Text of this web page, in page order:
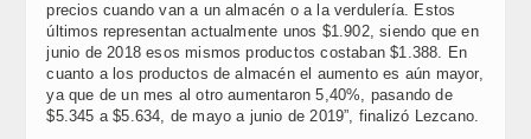
precios cuando van a un almacén o a la verdulería. Estos
últimos representan actualmente unos $1.902, siendo que en
junio de 2018 esos mismos productos costaban $1.388. En
cuanto a los productos de almacén el aumento es aún mayor,
ya que de un mes al otro aumentaron 5,40%, pasando de
$5.345 a $5.634, de mayo a junio de 2019”, finalizó Lezcano.